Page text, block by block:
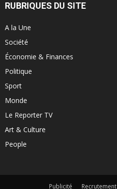
RUBRIQUES DU SITE
A la Une
Société
Économie & Finances
Politique
Sport
Monde
Le Reporter TV
Art & Culture
People
Publicité Recrutement